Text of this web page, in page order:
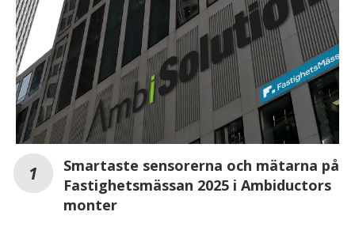
Smartaste sensorerna och mätarna på
Fastighetsmässan 2025 i Ambiductors
monter